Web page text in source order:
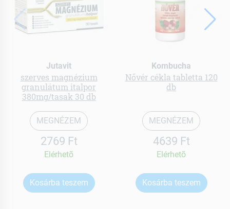
Jutavit
szerves magnézium
granulátum italpor
380mg/tasak 30 db
MEGNÉZEM
2769 Ft
Elérhetõ
Kosárba teszem
Kombucha
Nővér cékla tabletta 120
db
MEGNÉZEM
4639 Ft
Elérhetõ
Kosárba teszem